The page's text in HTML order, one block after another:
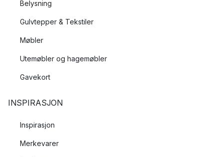
Belysning
Gulvtepper & Tekstiler
Møbler
Utemøbler og hagemøbler
Gavekort
INSPIRASJON
Inspirasjon
Merkevarer